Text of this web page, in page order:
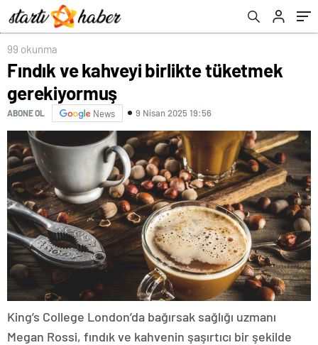
99 okunma
Fındık ve kahveyi birlikte tüketmek
gerekiyormuş
ABONE OL News 9 Nisan 2025 19:56
King’s College London’da bağırsak sağlığı uzmanı
Megan Rossi, fındık ve kahvenin şaşırtıcı bir şekilde